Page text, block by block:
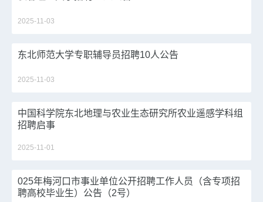
2025-11-03
东北师范大学专职辅导员招聘10人公告
2025-11-03
中国科学院东北地理与农业生态研究所农业遥感学科组
招聘启事
2025-11-01
025年梅河口市事业单位公开招聘工作人员（含专项招
聘高校毕业生）公告（2号）